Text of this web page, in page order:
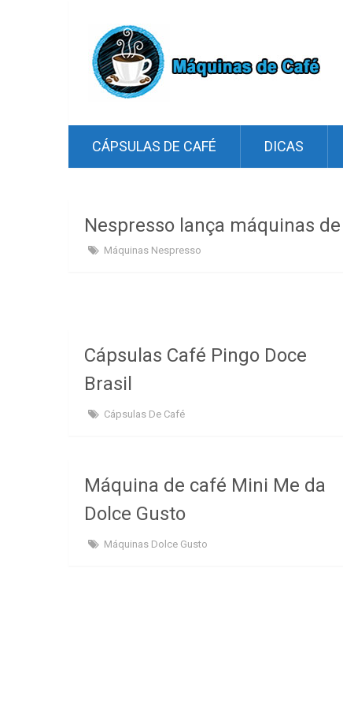
CÁPSULAS DE CAFÉ DICAS
Nespresso lança máquinas
Máquinas Nespresso
Cápsulas Café Pingo Doce
Brasil
Cápsulas De Café
Máquina de café Mini Me da
Dolce Gusto
Máquinas Dolce Gusto